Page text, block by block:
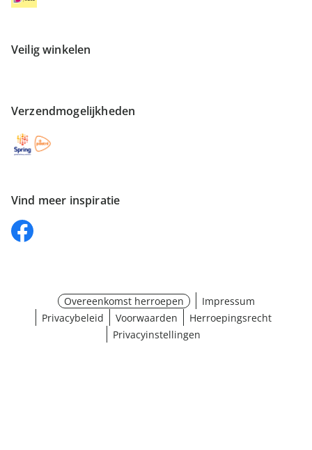
Veilig winkelen
Verzendmogelijkheden
Vind meer inspiratie
Overeenkomst herroepen
Impressum
Privacybeleid
Voorwaarden
Herroepingsrecht
Privacyinstellingen